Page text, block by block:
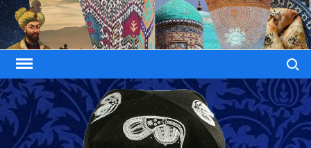
Skip
to
content